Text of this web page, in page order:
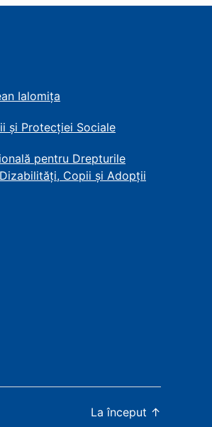
Ialomița
și Protecției Sociale
pentru Drepturile
Copii și Adopții
La început ↑